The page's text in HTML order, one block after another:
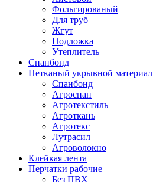
Фольгированый
Для труб
Жгут
Подложка
Утеплитель
Спанбонд
Нетканый укрывной материал
Спанбонд
Агроспан
Агротекстиль
Агроткань
Агротекс
Лутрасил
Агроволокно
Клейкая лента
Перчатки рабочие
Без ПВХ